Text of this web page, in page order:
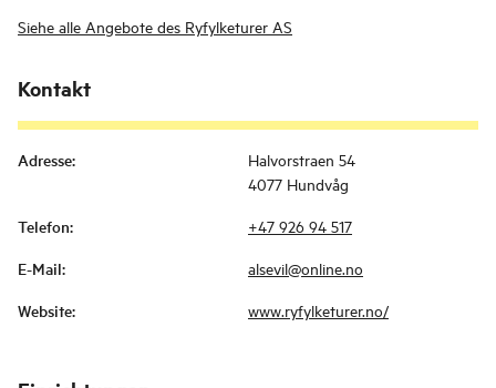
Siehe alle Angebote des Ryfylketurer AS
Kontakt
Adresse:
Halvorstraen 54
4077 Hundvåg
Telefon: +47 926 94 517
E-Mail: alsevil@online.no
Website: www.ryfylketurer.no/